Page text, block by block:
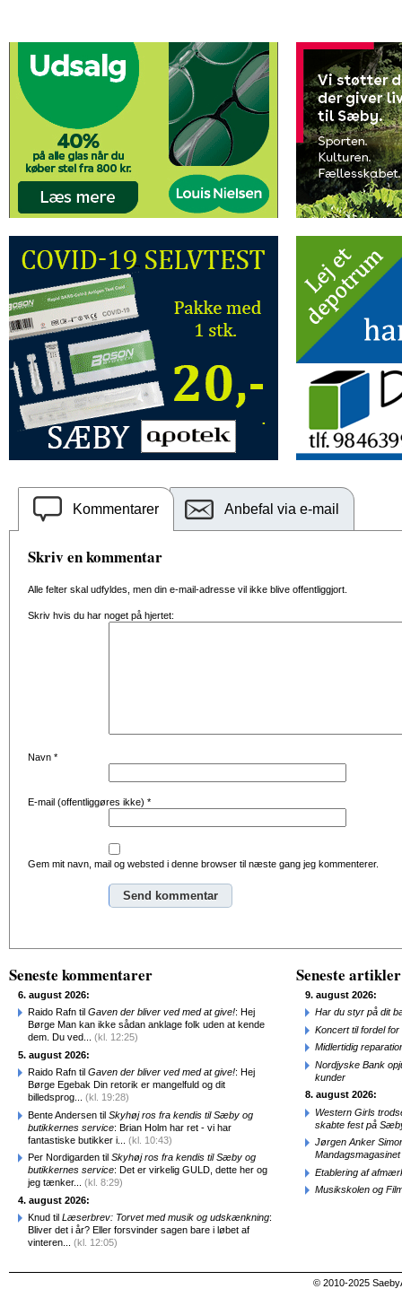
Kommentarer Anbefal via e-mail
Skriv en kommentar
Alle felter skal udfyldes, men din e-mail-adresse vil ikke blive offentliggjort.
Skriv hvis du har noget på hjertet:
Navn *
E-mail (offentliggøres ikke) *
Gem mit navn, mail og websted i denne browser til næste gang jeg kommenterer.
Seneste kommentarer
6. august 2026:
Raido Rafn til Gaven der bliver ved med at give!: Hej
Børge Man kan ikke sådan anklage folk uden at kende
dem. Du ved... (kl. 12:25)
5. august 2026:
Raido Rafn til Gaven der bliver ved med at give!: Hej
Børge Egebak Din retorik er mangelfuld og dit
billedsprog... (kl. 19:28)
Bente Andersen til Skyhøj ros fra kendis til Sæby og
butikkernes service: Brian Holm har ret - vi har
fantastiske butikker i... (kl. 10:43)
Per Nordigarden til Skyhøj ros fra kendis til Sæby og
butikkernes service: Det er virkelig GULD, dette her og
jeg tænker... (kl. 8:29)
4. august 2026:
Knud til Læserbrev: Torvet med musik og udskænkning:
Bliver det i år? Eller forsvinder sagen bare i løbet af
vinteren... (kl. 12:05)
Seneste artikler
9. august 2026:
Har du styr på dit
Koncert til fordel
Midlertidig
Nordjyske Bank
kunder
8. august 2026:
Western Girls
skabte fest på
Jørgen Anker
Mandagsmagasinet
Etablering af
Musikskolen og
© 2010-2025